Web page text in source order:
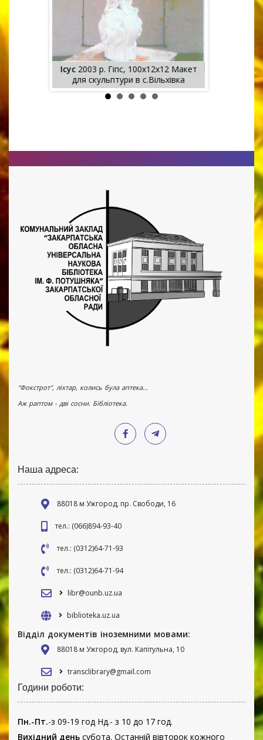
Ісус2003 р. Гіпс, 100х12х12 Макет
для скульптури в с.Вільхівка
"Фокстрот", ліхтар, колись була аптека...
Аж раптом - дві сосни. Бібліотека.
Наша адреса:
88018 м Ужгород, пр. Свободи, 16
тел.: (066)894-93-40
тел.: (0312)64-71-93
тел.: (0312)64-71-94
libr@ounb.uz.ua
biblioteka.uz.ua
Відділ документів іноземними мовами:
88018 м Ужгород, вул. Капітульна, 10
transclibrary@gmail.com
Години роботи:
Пн.-Пт.-з 09-19 год Нд.- з 10 до 17 год.
Вихідний день субота. Останній вівторок кожного